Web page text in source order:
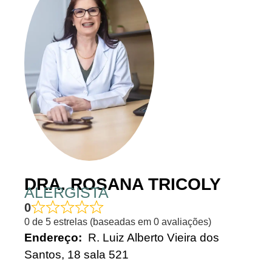
DRA. ROSANA TRICOLY
ALERGISTA
0
0 de 5 estrelas (baseadas em 0 avaliações)
Endereço: R. Luiz Alberto Vieira dos
Santos, 18 sala 521